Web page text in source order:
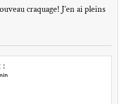
craquage! J’en ai pleins
: